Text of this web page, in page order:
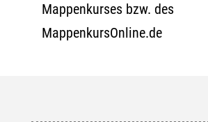
Mappenkurses bzw. des
MappenkursOnline.de